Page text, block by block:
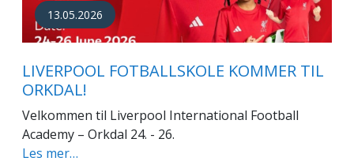
13.05.2026
LIVERPOOL FOTBALLSKOLE KOMMER TIL
ORKDAL!
Velkommen til Liverpool International Football
Academy – Orkdal 24. - 26.
Les mer…